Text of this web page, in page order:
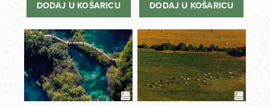
DODAJ U KOŠARICU DODAJ U KOŠARICU